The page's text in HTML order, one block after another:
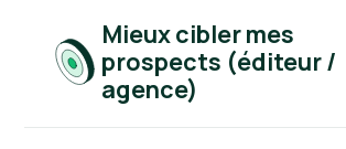
Mieux cibler mes
prospects (éditeur /
agence)